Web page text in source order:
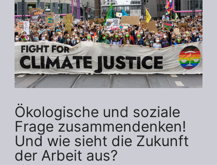
Ökologische und soziale
Frage zusammendenken!
Und wie sieht die Zukunft
der Arbeit aus?